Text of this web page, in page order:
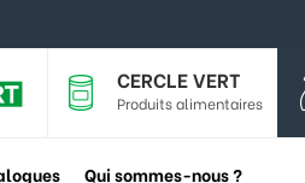
CERCLE VERT
Produits alimentaires
Qui sommes-nous ?